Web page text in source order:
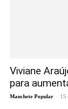
Viviane
para
Manchete Popular - 15